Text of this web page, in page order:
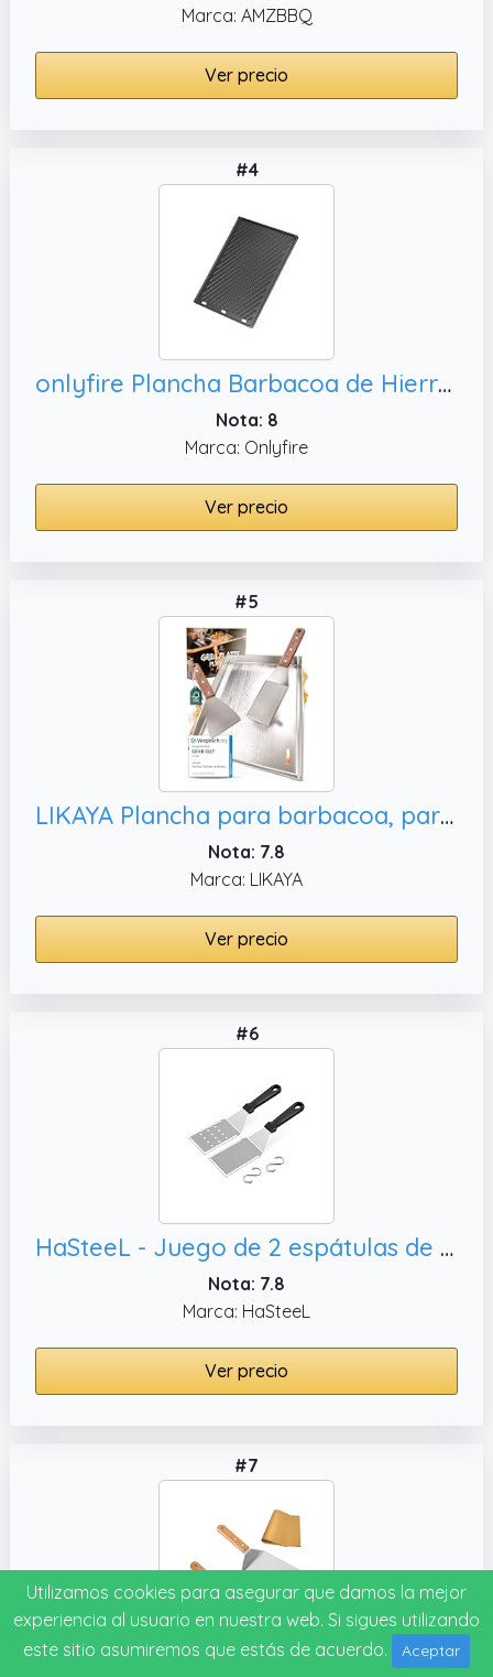
Marca: AMZBBQ
Ver precio
#4
onlyfire Plancha Barbacoa de Hierro Fundido para Parrillas de Gas Weber Spirit I y II Serie 300, Repuesto para Weber 7638/7639
Nota: 8
Marca: Onlyfire
Ver precio
#5
LIKAYA Plancha para barbacoa, parrilla de
Nota: 7.8
Marca: LIKAYA
Ver precio
#6
HaSteeL - Juego de 2 espátulas de metal perforadas de acero inoxidable de 11.8 x 2.8 pulgadas y aleta giratoria sólida, camping
Nota: 7.8
Marca: HaSteeL
Ver precio
#7
Utilizamos cookies para asegurar que damos la mejor
experiencia al usuario en nuestra web. Si sigues utilizando
este sitio asumiremos que estás de acuerdo.
Aceptar